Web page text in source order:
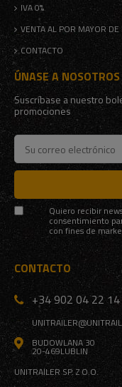
IVA 0%
VENTA AL POR MAYOR
CONTACTO
ÚNASE A NOSOTROS
Suscríbase a nuestro
promociones
Quiero recibir
consentimiento
con fines de
CONTACTO
+34 902 04 22 14
BUDOWLANA 30
20-469LUBLIN
UNITRAILER SP. Z O.O.